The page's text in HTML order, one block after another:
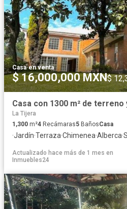
Casa·en venta
$ 16,000,000 MXN$
La Tijera
1,300 m²4 Recámaras5 BañosCasa
·Jardín·Terraza·Chimenea·Alberca·
Actualizado hace más de 1 mes en
Inmuebles24